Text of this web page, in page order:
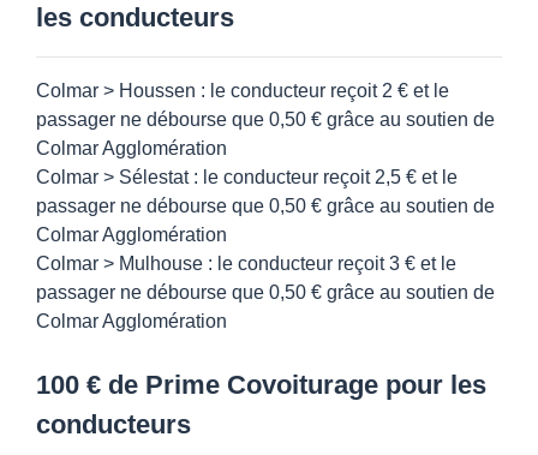
les conducteurs
Colmar > Houssen : le conducteur reçoit 2 € et le
passager ne débourse que 0,50 € grâce au soutien de
Colmar Agglomération
Colmar > Sélestat : le conducteur reçoit 2,5 € et le
passager ne débourse que 0,50 € grâce au soutien de
Colmar Agglomération
Colmar > Mulhouse : le conducteur reçoit 3 € et le
passager ne débourse que 0,50 € grâce au soutien de
Colmar Agglomération
100 € de Prime Covoiturage pour les
conducteurs